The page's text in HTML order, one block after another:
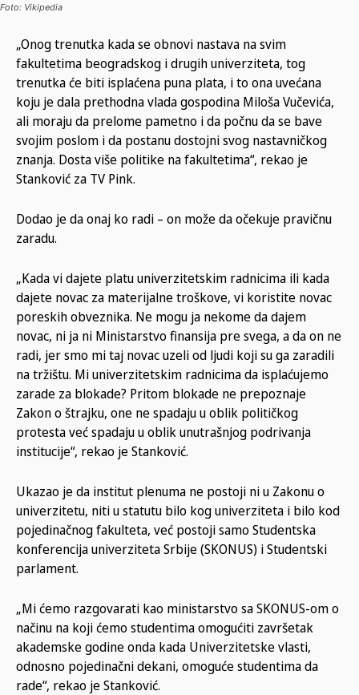
Foto: Vikipedia
„Onog trenutka kada se obnovi nastava na svim
fakultetima beogradskog i drugih univerziteta, tog
trenutka će biti isplaćena puna plata, i to ona uvećana
koju je dala prethodna vlada gospodina Miloša Vučevića,
ali moraju da prelome pametno i da počnu da se bave
svojim poslom i da postanu dostojni svog nastavničkog
znanja. Dosta više politike na fakultetima“, rekao je
Stanković za TV Pink.
Dodao je da onaj ko radi – on može da očekuje pravičnu
zaradu.
„Kada vi dajete platu univerzitetskim radnicima ili kada
dajete novac za materijalne troškove, vi koristite novac
poreskih obveznika. Ne mogu ja nekome da dajem
novac, ni ja ni Ministarstvo finansija pre svega, a da on ne
radi, jer smo mi taj novac uzeli od ljudi koji su ga zaradili
na tržištu. Mi univerzitetskim radnicima da isplaćujemo
zarade za blokade? Pritom blokade ne prepoznaje
Zakon o štrajku, one ne spadaju u oblik političkog
protesta već spadaju u oblik unutrašnjog podrivanja
institucije“, rekao je Stanković.
Ukazao je da institut plenuma ne postoji ni u Zakonu o
univerzitetu, niti u statutu bilo kog univerziteta i bilo kod
pojedinačnog fakulteta, već postoji samo Studentska
konferencija univerziteta Srbije (SKONUS) i Studentski
parlament.
„Mi ćemo razgovarati kao ministarstvo sa SKONUS-om o
načinu na koji ćemo studentima omogućiti završetak
akademske godine onda kada Univerzitetske vlasti,
odnosno pojedinačni dekani, omoguće studentima da
rade“, rekao je Stanković.